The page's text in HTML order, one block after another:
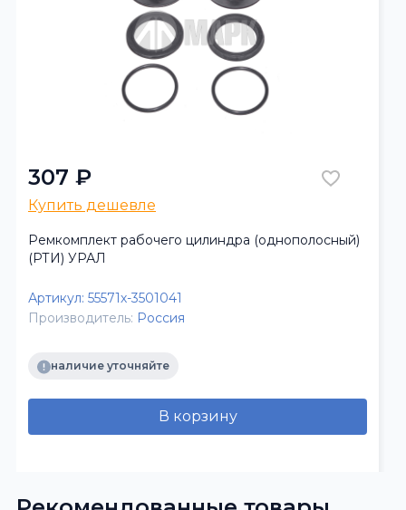
307 ₽
Купить дешевле
Ремкомплект рабочего цилиндра (однополосный)
(РТИ) УРАЛ
Артикул: 55571х-3501041
Производитель: Россия
наличие уточняйте
В корзину